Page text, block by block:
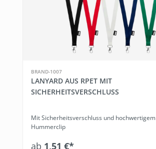
BRAND-1007
LANYARD AUS RPET MIT
SICHERHEITSVERSCHLUSS
Mit Sicherheitsverschluss und hochwertigem
Hummerclip
ab 1,51 €*